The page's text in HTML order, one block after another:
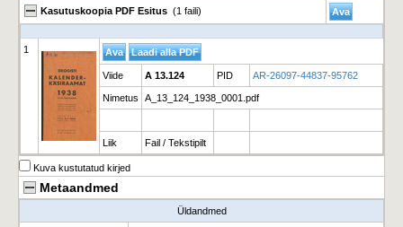
Kasutuskoopia PDF Esitus (1 faili)
1
Viide A 13.124 PID AR-26097-44837-95762
Nimetus A_13_124_1938_0001.pdf
Liik Fail / Tekstipilt
Kuva kustutatud kirjed
Metaandmed
Üldandmed